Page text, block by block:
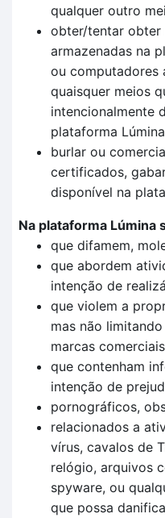
qualquer outro
obter/tentar obter
armazenadas na
ou computadores
quaisquer meios
intencionalmente
plataforma
burlar ou
certificados,
disponível na
Na plataforma Lúmina
que difamem,
que abordem
intenção de
que violem a
mas não
marcas
que contenham
intenção de
pornográficos,
relacionados a
vírus, cavalos de
relógio, arquivos
spyware, ou
que possa